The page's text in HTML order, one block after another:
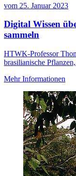
vom 25. Januar 2023
Digital Wissen
sammeln
HTWK-Professor
brasilianische
Mehr Informationen